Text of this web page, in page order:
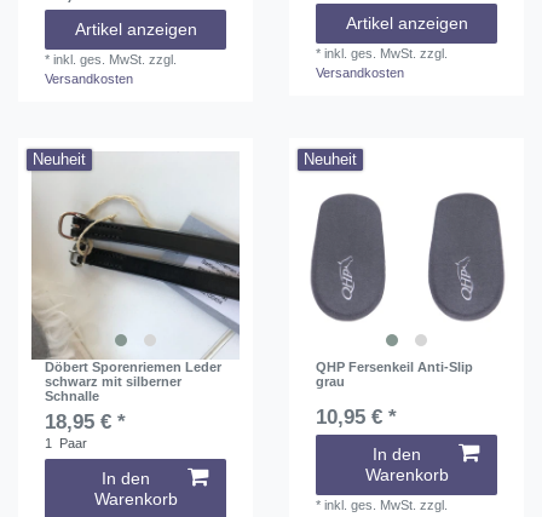
Artikel anzeigen
*inkl. ges. MwSt. zzgl.
Versandkosten
Artikel anzeigen
*inkl. ges. MwSt. zzgl.
Versandkosten
Neuheit
Döbert Sporenriemen Leder
schwarz mit silberner
Schnalle
18,95 € *
1 Paar
In den
Warenkorb
Neuheit
QHP Fersenkeil Anti-Slip
grau
10,95 € *
In den
Warenkorb
*inkl. ges. MwSt. zzgl.